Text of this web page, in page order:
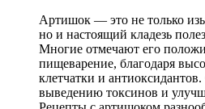
Артишок — это не только
но и настоящий кладезь
Многие отмечают его
пищеварение, благодаря
клетчатки и
выведению токсинов и